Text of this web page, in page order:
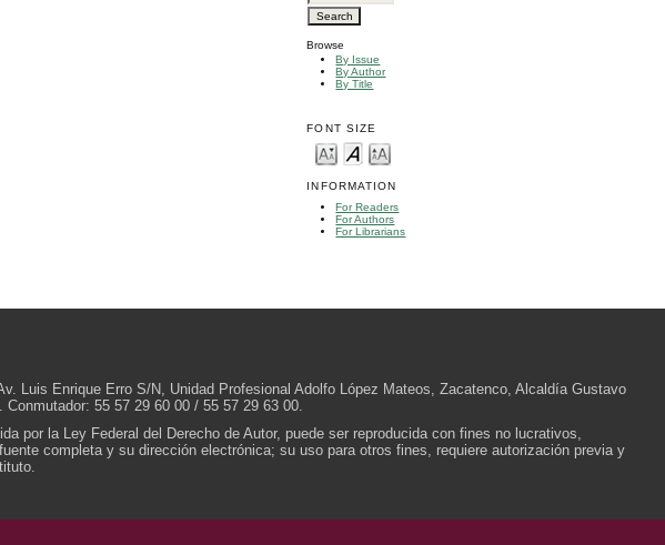
Browse
By Issue
By Author
By Title
FONT SIZE
INFORMATION
For Readers
For Authors
For Librarians
Luis Enrique Erro S/N, Unidad Profesional Adolfo López Mateos, Zacatenco, Alcaldía Gustavo
55 57 29 60 00 / 55 57 29 63 00.
por la Ley Federal del Derecho de Autor, puede ser reproducida con fines no lucrativos,
completa y su dirección electrónica; su uso para otros fines, requiere autorización previa y